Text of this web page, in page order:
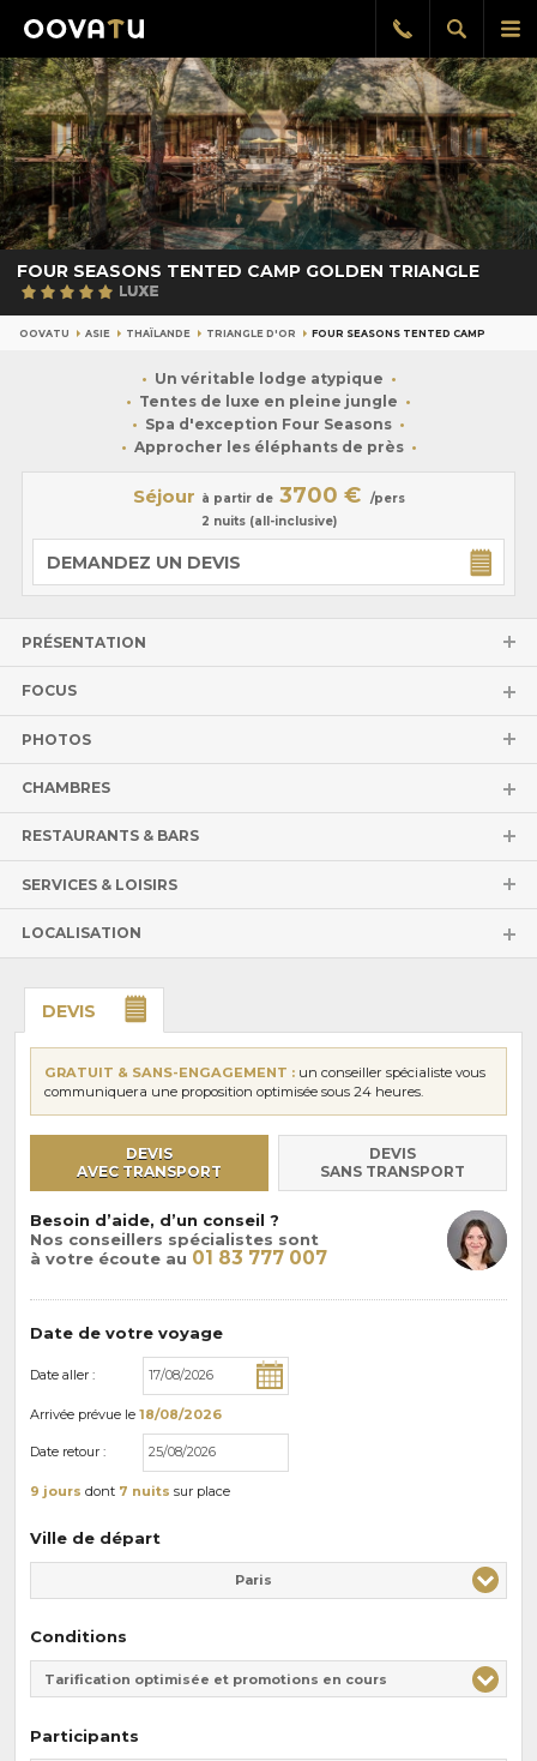
le
Afficher
la
Rappel
gratuit
FOUR SEASONS TENTED CAMP GOLDEN TRIANGLE
OOVATU ASIE THAÏLANDE TRIANGLE D'OR FOUR SEASONS TENTED CAMP
Un véritable lodge atypique
Tentes de luxe en pleine jungle
Spa d'exception Four Seasons
Approcher les éléphants de près
Séjour à partir de 3700 €
/pers
2 nuits (all-inclusive)
DEMANDEZ UN DEVIS
PRÉSENTATION
FOCUS
PHOTOS
CHAMBRES
RESTAURANTS & BARS
SERVICES & LOISIRS
LOCALISATION
DEVIS
GRATUIT & SANS-ENGAGEMENT : un conseiller spécialiste vous
communiquera une proposition optimisée sous 24 heures.
DEVIS
AVEC TRANSPORT
DEVIS
SANS TRANSPORT
Besoin d’aide, d’un conseil ?
Nos conseillers spécialistes sont
à votre écoute au 01 83 777 007
Date de votre voyage
Date aller :
Arrivée prévue le 18/08/2026
Date retour :
9 jours dont 7 nuits sur place
Ville de départ
Paris
Conditions
Tarification optimisée et promotions en cours
Participants